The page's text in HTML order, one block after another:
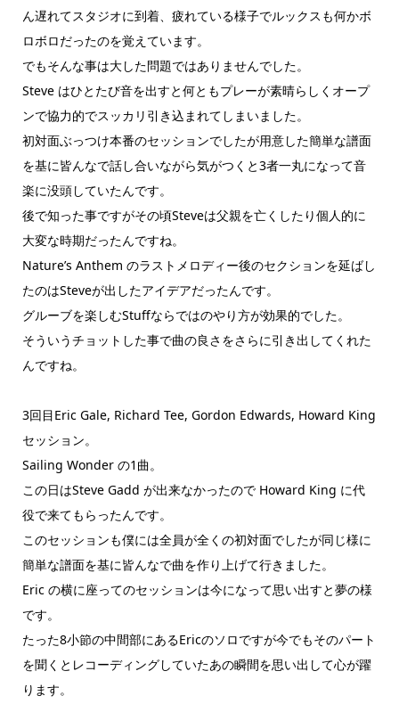
ん遅れてスタジオに到着、疲れている様子でルックスも何かボ
ロボロだったのを覚えています。
でもそんな事は大した問題ではありませんでした。
Steve はひとたび音を出すと何ともプレーが素晴らしくオープ
ンで協力的でスッカリ引き込まれてしまいました。
初対面ぶっつけ本番のセッションでしたが用意した簡単な譜面
を基に皆んなで話し合いながら気がつくと3者一丸になって音
楽に没頭していたんです。
後で知った事ですがその頃Steveは父親を亡くしたり個人的に
大変な時期だったんですね。
Nature’s Anthem のラストメロディー後のセクションを延ばし
たのはSteveが出したアイデアだったんです。
グルーブを楽しむStuffならではのやり方が効果的でした。
そういうチョットした事で曲の良さをさらに引き出してくれた
んですね。
3回目Eric Gale, Richard Tee, Gordon Edwards, Howard King
セッション。
Sailing Wonder の1曲。
この日はSteve Gadd が出来なかったので Howard King に代
役で来てもらったんです。
このセッションも僕には全員が全くの初対面でしたが同じ様に
簡単な譜面を基に皆んなで曲を作り上げて行きました。
Eric の横に座ってのセッションは今になって思い出すと夢の様
です。
たった8小節の中間部にあるEricのソロですが今でもそのパート
を聞くとレコーディングしていたあの瞬間を思い出して心が躍
ります。